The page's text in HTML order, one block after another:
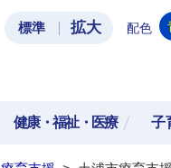
土浦市公式ホームペ
標準 拡大 配色
健康・福祉・医療 子